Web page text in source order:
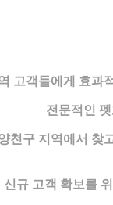
고객들에게 효과
전문적인
천구 지역에서 찾
신규 고객 확보를